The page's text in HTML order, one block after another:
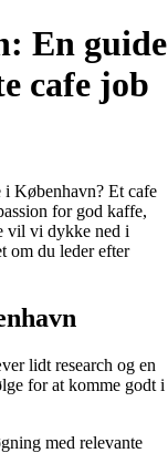
En guide
cafe job
i København? Et cafe
for god kaffe,
vil vi dykke ned i
om du leder efter
lidt research og en
for at komme godt i
med relevante